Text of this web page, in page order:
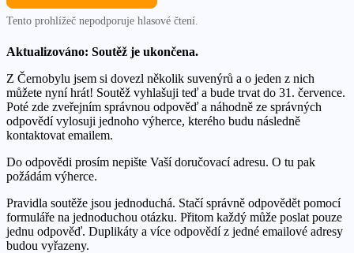
Tento prohlížeč nepodporuje hlasové čtení.
Aktualizováno: Soutěž je ukončena.
Z Černobylu jsem si dovezl několik suvenýrů a o jeden z nich
můžete nyní hrát! Soutěž vyhlašuji teď a bude trvat do 31. července.
Poté zde zveřejním správnou odpověď a náhodně ze správných
odpovědí vylosuji jednoho výherce, kterého budu následně
kontaktovat emailem.
Do odpovědi prosím nepište Vaší doručovací adresu. O tu pak
požádám výherce.
Pravidla soutěže jsou jednoduchá. Stačí správně odpovědět pomocí
formuláře na jednoduchou otázku. Přitom každý může poslat pouze
jednu odpověď. Duplikáty a více odpovědí z jedné emailové adresy
budou vyřazeny.